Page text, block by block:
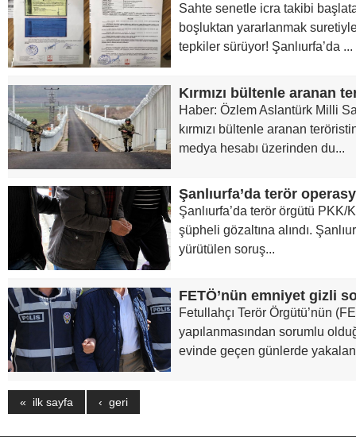
Sahte senetle icra takibi
boşluktan yararlanmak
tepkiler sürüyor! Şanlıurfa’da ...
Kırmızı bültenle aranan
Haber: Özlem Aslantürk Milli
kırmızı bültenle aranan
medya hesabı üzerinden du...
Şanlıurfa’da terör
Şanlıurfa’da terör örgütü
şüpheli gözaltına alındı.
yürütülen soruş...
FETÖ’nün emniyet gizli
Fetullahçı Terör Örgütü’nün
yapılanmasından sorumlu
evinde geçen günlerde
« ilk sayfa ‹ geri